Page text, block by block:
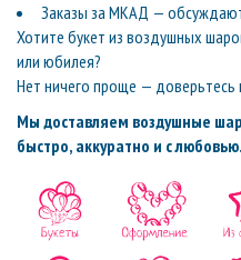
Заказы за МКАД —
Хотите букет из воздушных
или юбилея?
Нет ничего проще — доверьтесь
Мы доставляем воздушные
быстро, аккуратно и с любовью.